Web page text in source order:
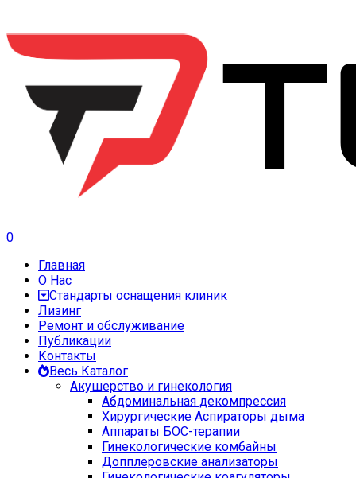
0
Главная
О Нас
Стандарты оснащения клиник
Лизинг
Ремонт и обслуживание
Публикации
Контакты
Весь Каталог
Акушерство и гинекология
Абдоминальная декомпрессия
Хирургические Аспираторы дыма
Аппараты БОС-терапии
Гинекологические комбайны
Допплеровские анализаторы